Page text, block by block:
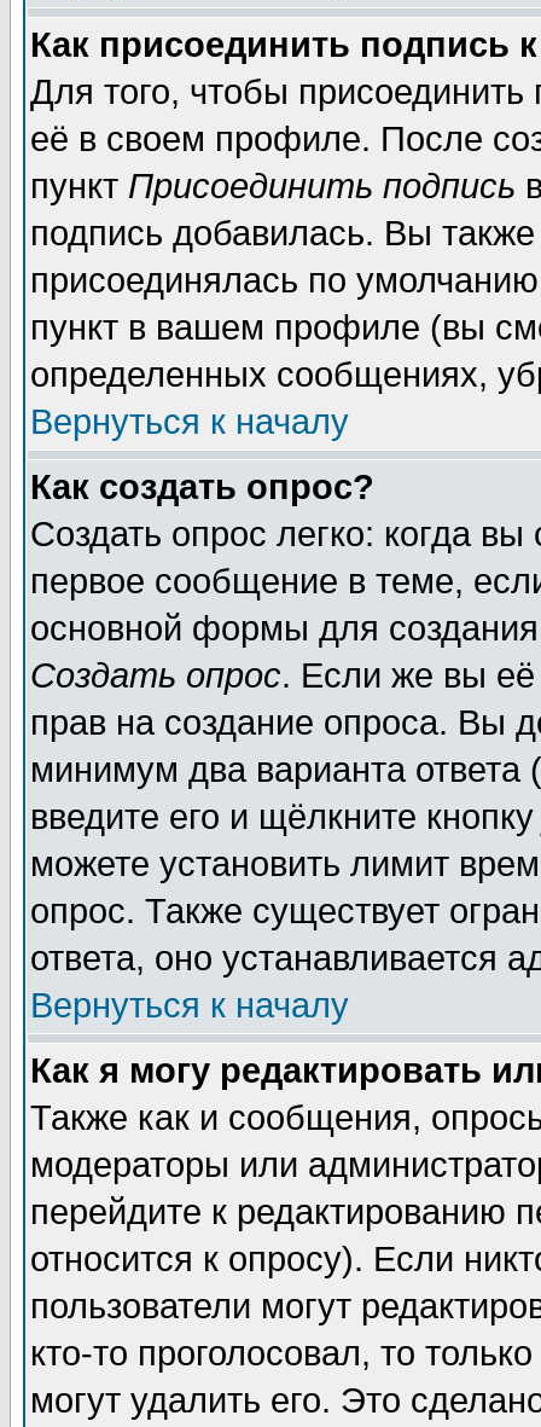
Как присоединить подпись
Для того, чтобы
её в своем профиле. После
пункт Присоединить подпись
подпись добавилась. Вы
присоединялась по
пункт в вашем профиле (вы
определенных сообщениях,
Вернуться к началу
Как создать опрос?
Создать опрос легко: когда
первое сообщение в теме,
основной формы для
Создать опрос. Если же вы её
прав на создание опроса. Вы
минимум два варианта ответа
введите его и щёлкните
можете установить лимит
опрос. Также существует
ответа, оно устанавливается
Вернуться к началу
Как я могу редактировать
Также как и сообщения,
модераторы или
перейдите к редактированию
относится к опросу). Если
пользователи могут
кто-то проголосовал, то
могут удалить его. Это